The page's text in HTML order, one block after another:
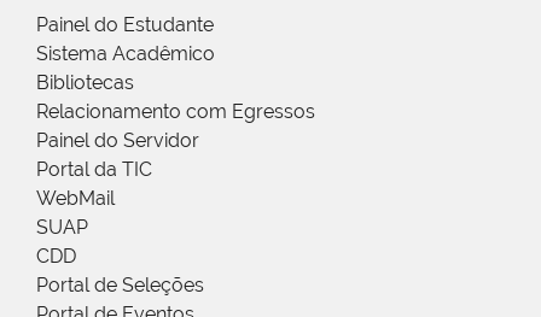
Painel do Estudante
Sistema Acadêmico
Bibliotecas
Relacionamento com Egressos
Painel do Servidor
Portal da TIC
WebMail
SUAP
CDD
Portal de Seleções